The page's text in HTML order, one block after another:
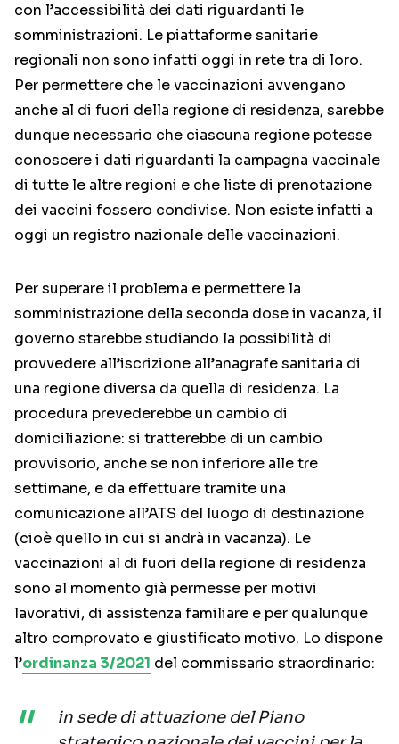
con l’accessibilità dei dati riguardanti le
somministrazioni. Le piattaforme sanitarie
regionali non sono infatti oggi in rete tra di loro.
Per permettere che le vaccinazioni avvengano
anche al di fuori della regione di residenza, sarebbe
dunque necessario che ciascuna regione potesse
conoscere i dati riguardanti la campagna vaccinale
di tutte le altre regioni e che liste di prenotazione
dei vaccini fossero condivise. Non esiste infatti a
oggi un registro nazionale delle vaccinazioni.
Per superare il problema e permettere la
somministrazione della seconda dose in vacanza, il
governo starebbe studiando la possibilità di
provvedere all’iscrizione all’anagrafe sanitaria di
una regione diversa da quella di residenza. La
procedura prevederebbe un cambio di
domiciliazione: si tratterebbe di un cambio
provvisorio, anche se non inferiore alle tre
settimane, e da effettuare tramite una
comunicazione all’ATS del luogo di destinazione
(cioè quello in cui si andrà in vacanza). Le
vaccinazioni al di fuori della regione di residenza
sono al momento già permesse per motivi
lavorativi, di assistenza familiare e per qualunque
altro comprovato e giustificato motivo. Lo dispone
l’ordinanza 3/2021 del commissario straordinario:
in sede di attuazione del Piano